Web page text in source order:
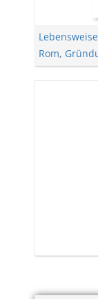
Lebensweise
Rom,